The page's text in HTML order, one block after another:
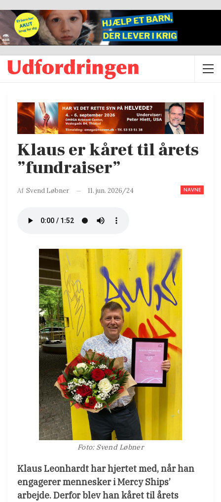
Klaus er kåret til årets
”fundraiser”
NAVNE
Af Svend Løbner 11. jun. 2026/24
Foto: Svend Løbner
Klaus Leonhardt har hjertet med, når han
engagerer mennesker i Mercy Ships’
arbejde. Derfor blev han kåret til årets